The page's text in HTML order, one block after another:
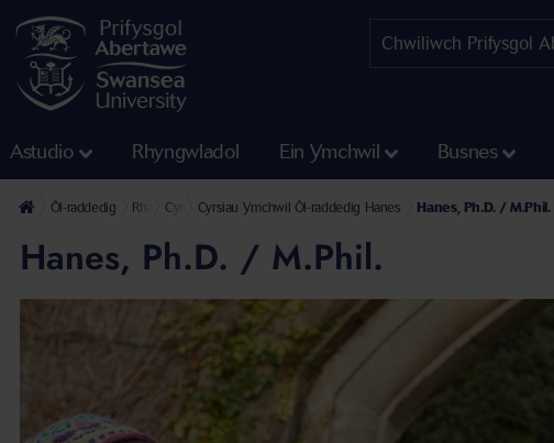
Astudio Rhyngwladol Ein Ymchwil Busnes
Ôl-raddedig Rhaglenni Ymchwil
Cyrsiau Ymchwil Ôl-raddedig Yr Ysgol Diwylliant a Chyfathrebu
Cyrsiau Ymchwil Ôl-raddedig Hanes Hanes, Ph.D. / M.Phil.
Hanes, Ph.D. / M.Phil.